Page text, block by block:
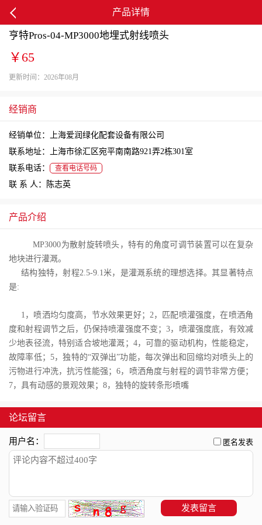
产品详情
亨特Pros-04-MP3000地埋式射线喷头
￥65
更新时间：2026年08月
经销商
经销单位：上海爱润绿化配套设备有限公司
联系地址：上海市徐汇区宛平南南路921弄2栋301室
联系电话：
查看电话号码
联 系 人：陈志英
产品介绍
MP3000为散射旋转喷头，特有的角度可调节装置可以在复杂
地块进行灌溉。
结构独特，射程2.5-9.1米，是灌溉系统的理想选择。其显著特点
是:
1，喷洒均匀度高，节水效果更好；2，匹配喷灌强度，在喷洒角
度和射程调节之后，仍保持喷灌强度不变；3，喷灌强度底，有效减
少地表径流，特别适合坡地灌溉；4，可靠的驱动机构，性能稳定，
故障率低；5，独特的“双弹出”功能，每次弹出和回缩均对喷头上的
污物进行冲洗，抗污性能强；6，喷洒角度与射程的调节非常方便；
7，具有动感的景观效果；8，独特的旋转条形喷嘴
论坛留言
用户名： 匿名发表
发表留言